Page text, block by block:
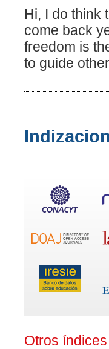
Hi, I do think
come back
freedom is
to guide
Otros índices